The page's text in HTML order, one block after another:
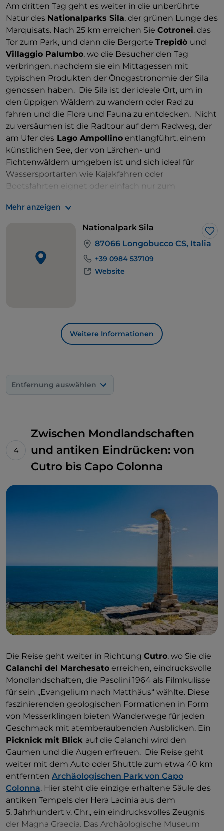
Am dritten Tag geht es weiter in die unberührte
Natur des Nationalparks Sila, der grünen Lunge des
Marquisats. Nach 25 km erreichen Sie Cotronei, das
Tor zum Park, und dann die Bergorte Trepidò und
Villaggio Palumbo, wo die Besucher den Tag
verbringen, nachdem sie ein Mittagessen mit
typischen Produkten der Önogastronomie der Sila
genossen haben. Die Sila ist der ideale Ort, um in
den üppigen Wäldern zu wandern oder Rad zu
fahren und die Flora und Fauna zu entdecken. Nicht
zu versäumen ist die Radtour auf dem Radweg, der
am Ufer des Lago Ampollino entlangführt, einem
künstlichen See, der von Lärchen- und
Fichtenwäldern umgeben ist und sich ideal für
Wassersportarten wie Kajakfahren oder
Bootsfahrten eignet oder einfach nur zum
zwischen einer Hütte oder einem Hotel wählen.
Mehr anzeigen
Nationalpark Sila
87066 Longobucco CS, Italia
+39 0984 537109
Website
Weitere Informationen
Entfernung auswählen
Zwischen Mondlandschaften
und antiken Eindrücken: von
Cutro bis Capo Colonna
Die Reise geht weiter in Richtung Cutro, wo Sie die
Calanchi del Marchesato erreichen, eindrucksvolle
Mondlandschaften, die Pasolini 1964 als Filmkulisse
für sein „Evangelium nach Matthäus“ wählte. Diese
faszinierenden geologischen Formationen in Form
von Messerklingen bieten Wanderwege für jeden
Geschmack mit atemberaubenden Ausblicken. Ein
Picknick mit Blick auf die Calanchi wird den
Gaumen und die Augen erfreuen. Die Reise geht
weiter mit dem Auto oder Shuttle zum etwa 40 km
entfernten Archäologischen Park von Capo
Colonna. Hier steht die einzige erhaltene Säule des
antiken Tempels der Hera Lacinia aus dem
5. Jahrhundert v. Chr., ein eindrucksvolles Zeugnis
der Magna Graecia. Das Archäologische Museum